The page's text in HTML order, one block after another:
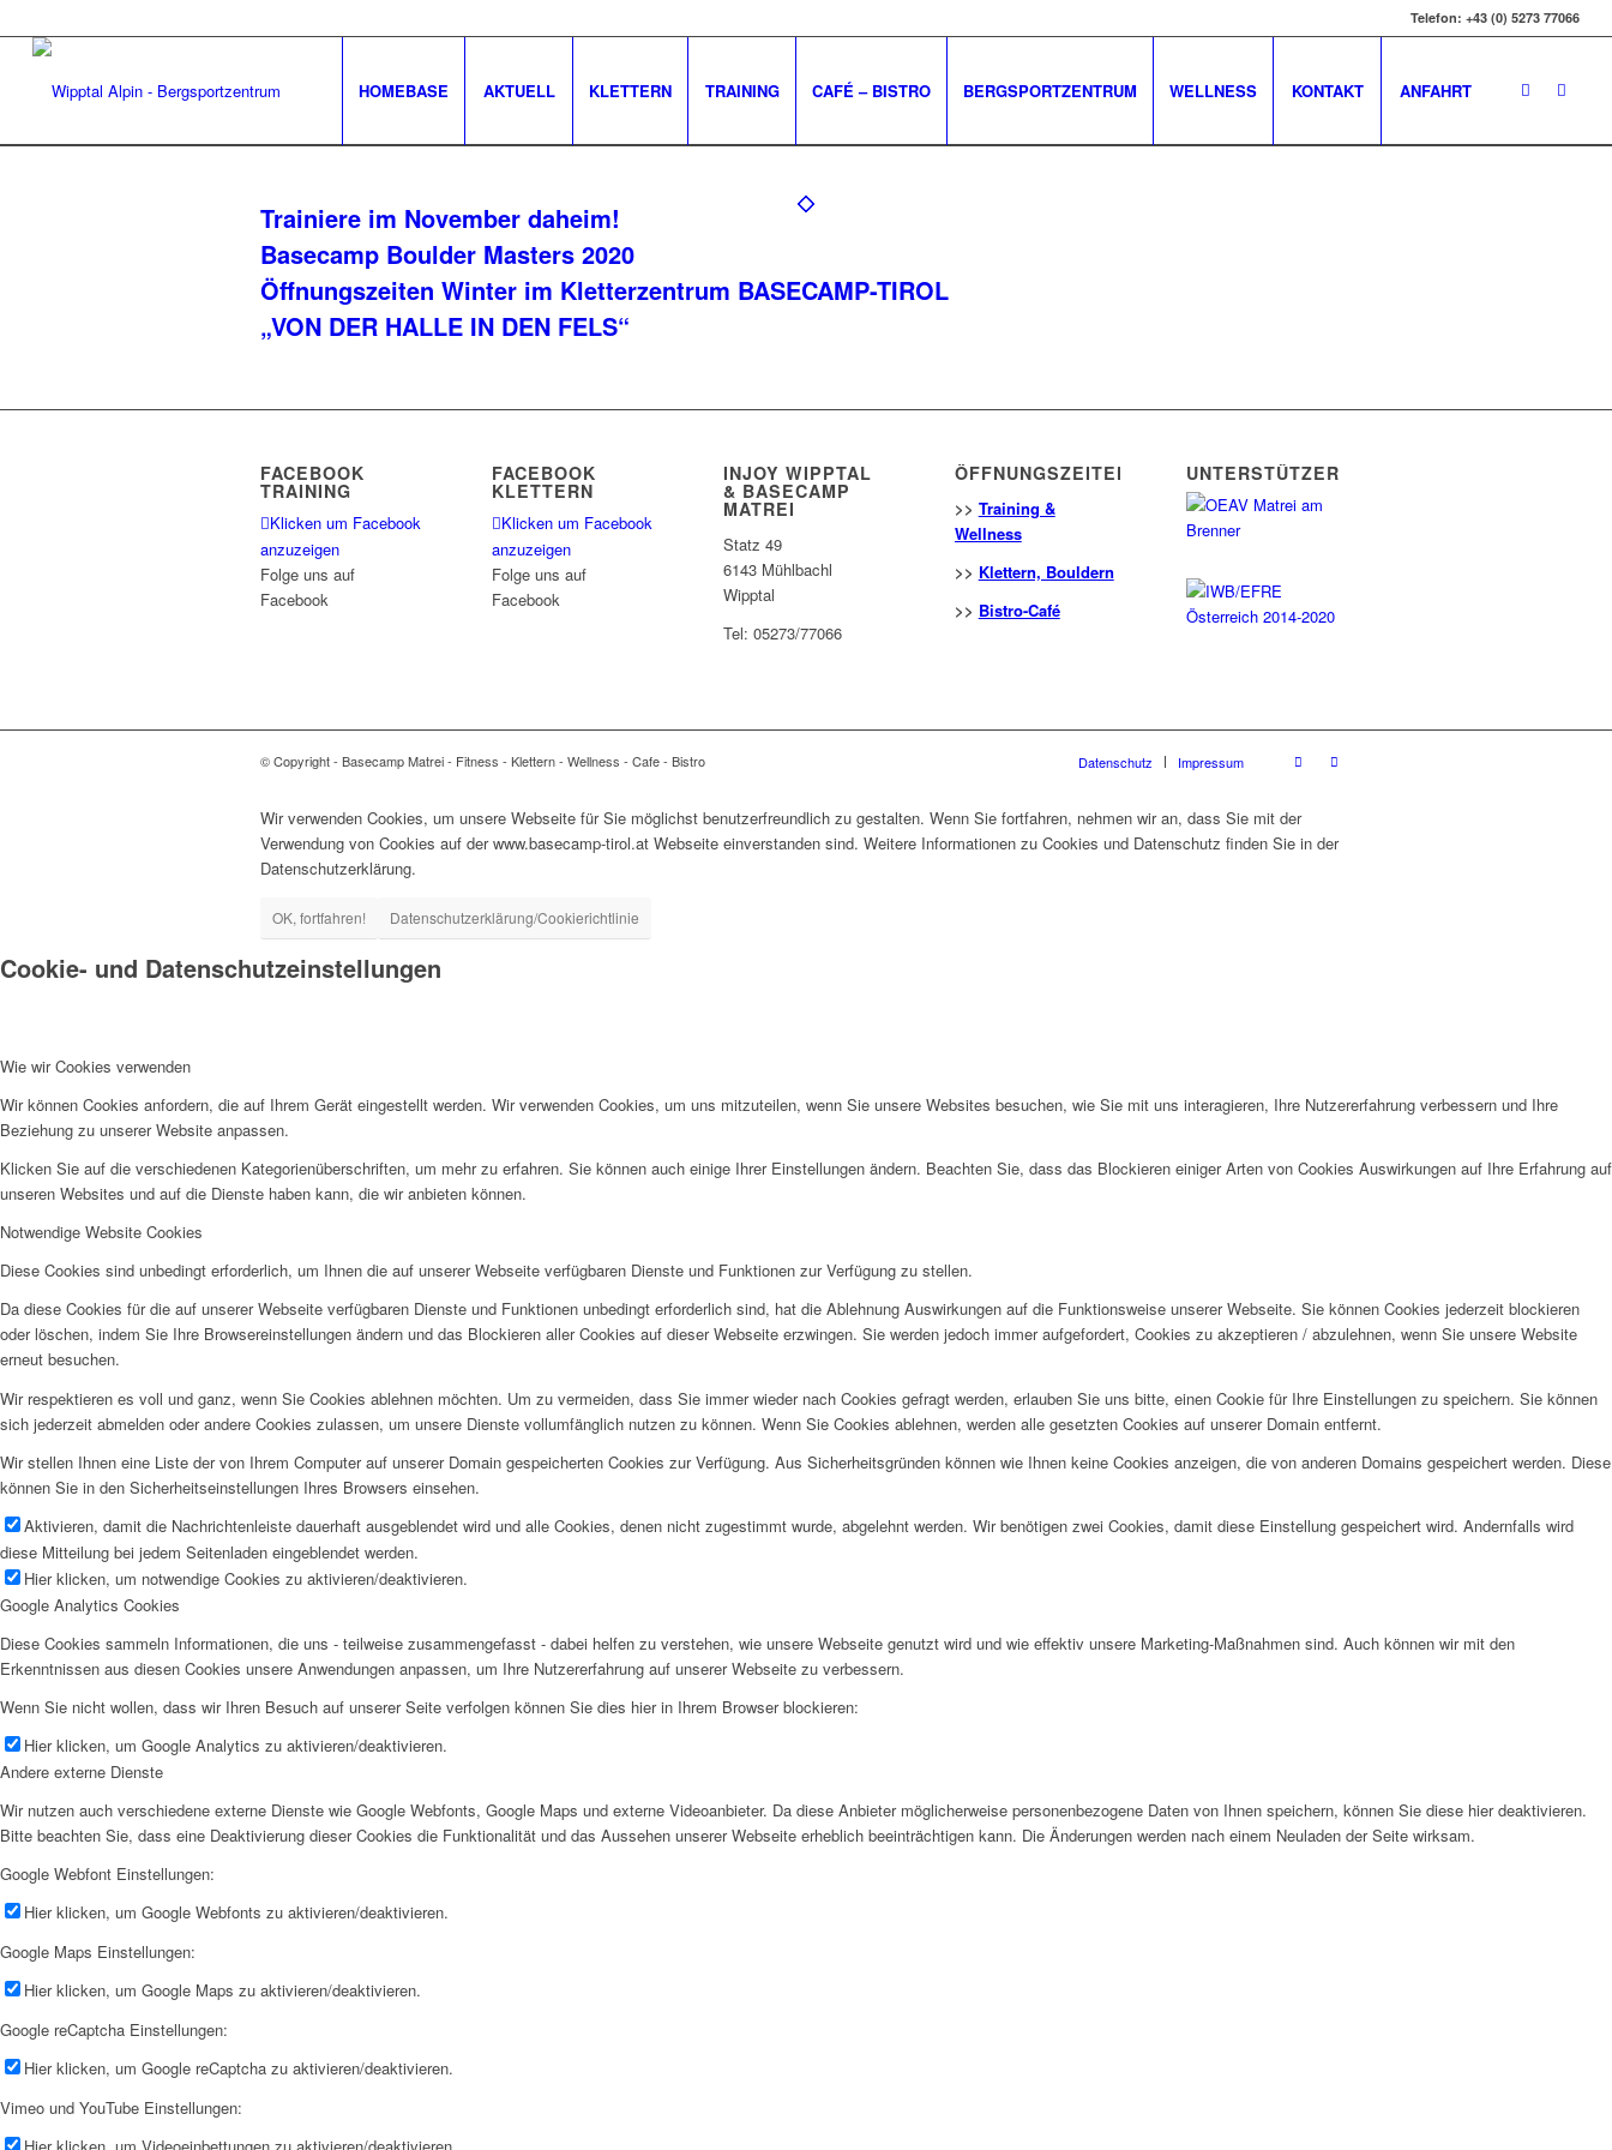
Telefon: +43 (0) 5273 77066
HOMEBASE AKTUELL KLETTERN TRAINING CAFÉ – BISTRO BERGSPORTZENTRUM WELLNESS KONTAKT ANFAHRT
Trainiere im November daheim!
Basecamp Boulder Masters 2020
Öffnungszeiten Winter im Kletterzentrum BASECAMP-TIROL
„VON DER HALLE IN DEN FELS“
FACEBOOK
TRAINING
Klicken um Facebook
anzuzeigen
Folge uns auf
Facebook
FACEBOOK
KLETTERN
Klicken um Facebook
anzuzeigen
Folge uns auf
Facebook
INJOY WIPPTAL
& BASECAMP
MATREI
Statz 49
6143 Mühlbachl
Wipptal
Tel: 05273/77066
ÖFFNUNGSZEITEN
>> Training &
Wellness
>> Klettern, Bouldern
>> Bistro-Café
UNTERSTÜTZER
© Copyright - Basecamp Matrei - Fitness - Klettern - Wellness - Cafe - Bistro Datenschutz Impressum
Wir verwenden Cookies, um unsere Webseite für Sie möglichst benutzerfreundlich zu gestalten. Wenn Sie fortfahren, nehmen wir an, dass Sie mit der
Verwendung von Cookies auf der www.basecamp-tirol.at Webseite einverstanden sind. Weitere Informationen zu Cookies und Datenschutz finden Sie in der
Datenschutzerklärung.
OK, fortfahren! Datenschutzerklärung/Cookierichtlinie
Cookie- und Datenschutzeinstellungen
Wie wir Cookies verwenden
Wir können Cookies anfordern, die auf Ihrem Gerät eingestellt werden. Wir verwenden Cookies, um uns mitzuteilen, wenn Sie unsere Websites besuchen, wie Sie mit uns interagieren, Ihre Nutzererfahrung verbessern und Ihre
Beziehung zu unserer Website anpassen.
Klicken Sie auf die verschiedenen Kategorienüberschriften, um mehr zu erfahren. Sie können auch einige Ihrer Einstellungen ändern. Beachten Sie, dass das Blockieren einiger Arten von Cookies Auswirkungen auf Ihre Erfahrung auf
unseren Websites und auf die Dienste haben kann, die wir anbieten können.
Notwendige Website Cookies
Diese Cookies sind unbedingt erforderlich, um Ihnen die auf unserer Webseite verfügbaren Dienste und Funktionen zur Verfügung zu stellen.
Da diese Cookies für die auf unserer Webseite verfügbaren Dienste und Funktionen unbedingt erforderlich sind, hat die Ablehnung Auswirkungen auf die Funktionsweise unserer Webseite. Sie können Cookies jederzeit blockieren
oder löschen, indem Sie Ihre Browsereinstellungen ändern und das Blockieren aller Cookies auf dieser Webseite erzwingen. Sie werden jedoch immer aufgefordert, Cookies zu akzeptieren / abzulehnen, wenn Sie unsere Website
erneut besuchen.
Wir respektieren es voll und ganz, wenn Sie Cookies ablehnen möchten. Um zu vermeiden, dass Sie immer wieder nach Cookies gefragt werden, erlauben Sie uns bitte, einen Cookie für Ihre Einstellungen zu speichern. Sie können
sich jederzeit abmelden oder andere Cookies zulassen, um unsere Dienste vollumfänglich nutzen zu können. Wenn Sie Cookies ablehnen, werden alle gesetzten Cookies auf unserer Domain entfernt.
Wir stellen Ihnen eine Liste der von Ihrem Computer auf unserer Domain gespeicherten Cookies zur Verfügung. Aus Sicherheitsgründen können wie Ihnen keine Cookies anzeigen, die von anderen Domains gespeichert werden. Diese
können Sie in den Sicherheitseinstellungen Ihres Browsers einsehen.
Aktivieren, damit die Nachrichtenleiste dauerhaft ausgeblendet wird und alle Cookies, denen nicht zugestimmt wurde, abgelehnt werden. Wir benötigen zwei Cookies, damit diese Einstellung gespeichert wird. Andernfalls wird
diese Mitteilung bei jedem Seitenladen eingeblendet werden.
Hier klicken, um notwendige Cookies zu aktivieren/deaktivieren.
Google Analytics Cookies
Diese Cookies sammeln Informationen, die uns - teilweise zusammengefasst - dabei helfen zu verstehen, wie unsere Webseite genutzt wird und wie effektiv unsere Marketing-Maßnahmen sind. Auch können wir mit den
Erkenntnissen aus diesen Cookies unsere Anwendungen anpassen, um Ihre Nutzererfahrung auf unserer Webseite zu verbessern.
Wenn Sie nicht wollen, dass wir Ihren Besuch auf unserer Seite verfolgen können Sie dies hier in Ihrem Browser blockieren:
Hier klicken, um Google Analytics zu aktivieren/deaktivieren.
Andere externe Dienste
Wir nutzen auch verschiedene externe Dienste wie Google Webfonts, Google Maps und externe Videoanbieter. Da diese Anbieter möglicherweise personenbezogene Daten von Ihnen speichern, können Sie diese hier deaktivieren.
Bitte beachten Sie, dass eine Deaktivierung dieser Cookies die Funktionalität und das Aussehen unserer Webseite erheblich beeinträchtigen kann. Die Änderungen werden nach einem Neuladen der Seite wirksam.
Google Webfont Einstellungen:
Hier klicken, um Google Webfonts zu aktivieren/deaktivieren.
Google Maps Einstellungen:
Hier klicken, um Google Maps zu aktivieren/deaktivieren.
Google reCaptcha Einstellungen:
Hier klicken, um Google reCaptcha zu aktivieren/deaktivieren.
Vimeo und YouTube Einstellungen: